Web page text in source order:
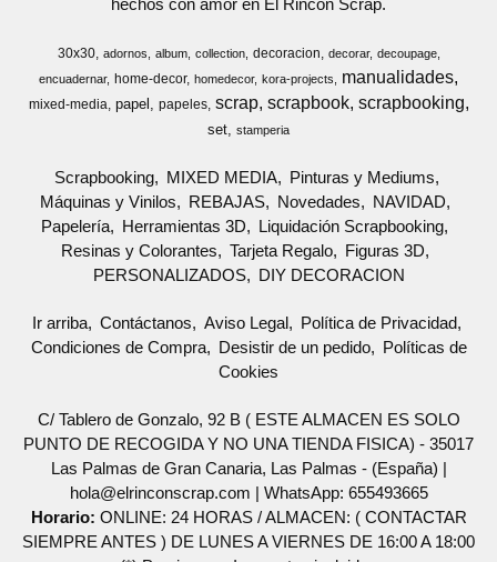
hechos con amor en El Rincon Scrap.
30x30 adornos album collection decoracion decorar
decoupage
encuadernar
home-decor homedecor kora-projects manualidades
mixed-media papel papeles scrap scrapbook scrapbooking
set stamperia
Scrapbooking MIXED MEDIA
Pinturas y Mediums
Máquinas y Vinilos
REBAJAS Novedades
NAVIDAD
Papelería
Herramientas 3D
Liquidación Scrapbooking
Resinas y Colorantes
Tarjeta Regalo
Figuras 3D
PERSONALIZADOS
DIY DECORACION
Ir arriba Contáctanos Aviso Legal
Política de Privacidad
Condiciones de Compra
Desistir de un pedido
Políticas de
Cookies
C/ Tablero de Gonzalo, 92 B ( ESTE ALMACEN ES SOLO
PUNTO DE RECOGIDA Y NO UNA TIENDA FISICA) - 35017
Las Palmas de Gran Canaria, Las Palmas - (España) |
hola@elrinconscrap.com | WhatsApp: 655493665
Horario: ONLINE: 24 HORAS / ALMACEN: ( CONTACTAR
SIEMPRE ANTES ) DE LUNES A VIERNES DE 16:00 A 18:00